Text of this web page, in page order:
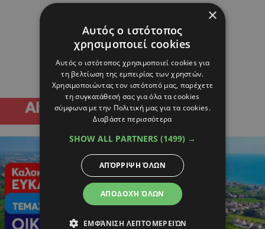
×
Αυτός ο ιστότοπος
χρησιμοποιεί cookies
Αυτός ο ιστότοπος χρησιμοποιεί cookies για
τη βελτίωση της εμπειρίας των χρηστών.
Χρησιμοποιώντας τον ιστότοπό μας, παρέχετε
τη συγκατάθεσή σας για όλα τα cookies
σύμφωνα με την Πολιτική μας για τα cookies.
Διαβάστε περισσότερα
SHOW ALL PARTNERS (1499) →
ΑΠΟΔΟΧΉ ΌΛΩΝ
ΑΠΌΡΡΙΨΗ ΌΛΩΝ
ΕΜΦΆΝΙΣΗ ΛΕΠΤΟΜΕΡΕΙΏΝ